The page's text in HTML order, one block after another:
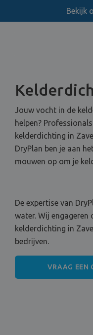
Bekijk
Jouw vocht in de
helpen?
kelderdichting in
DryPlan ben je aan
mouwen op om je
De expertise van
water. Wij engageren
kelderdichting in
bedrijven.
VRAAG EEN